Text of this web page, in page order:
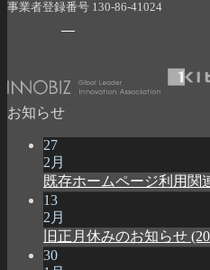
事業者登録番号 130-86-41024
お知らせ
27
2月
既存ホームページ利用関
13
2月
旧正月休みのお知らせ
30